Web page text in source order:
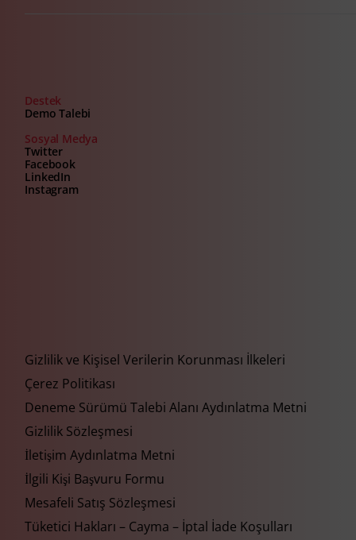
Destek
Demo Talebi
Sosyal Medya
Twitter
Facebook
LinkedIn
Instagram
Gizlilik ve Kişisel Verilerin Korunması İlkeleri
Çerez Politikası
Deneme Sürümü Talebi Alanı Aydınlatma Metni
Gizlilik Sözleşmesi
İletişim Aydınlatma Metni
İlgili Kişi Başvuru Formu
Mesafeli Satış Sözleşmesi
Tüketici Hakları – Cayma – İptal İade Koşulları